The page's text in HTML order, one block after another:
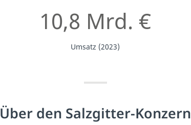
10,8 Mrd. €
Umsatz (2023)
Über den Salzgitter-Konzern